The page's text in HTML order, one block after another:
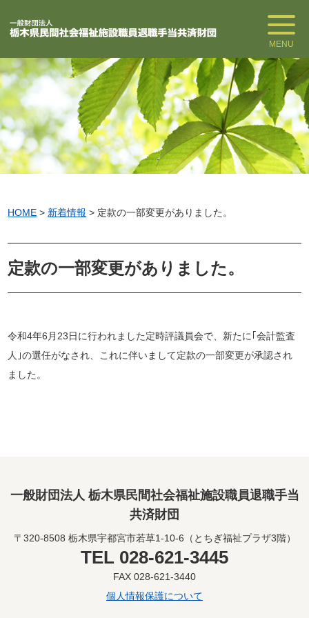
MENU
HOME > 新着情報 > 定款の一部変更がありました。
定款の一部変更がありました。
令和4年6月23日に行われました定時評議員会で、新たに｢会計監査
人｣の選任がなされ、これに伴いまして定款の一部変更が承認され
ました。
一般財団法人 栃木県民間社会福祉施設職員退職手当
共済財団
〒320-8508 栃木県宇都宮市若草1-10-6（とちぎ福祉プラザ3階）
TEL 028-621-3445
FAX 028-621-3440
個人情報保護について